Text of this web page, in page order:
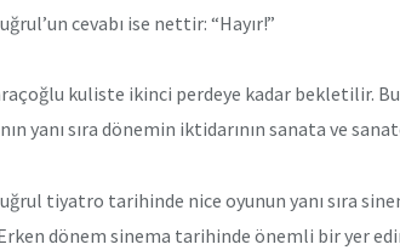
cevabı ise nettir: “Hayır!”
kuliste ikinci perdeye kadar bekletilir.
yanı sıra dönemin iktidarının sanata ve
tiyatro tarihinde nice oyunun yanı sıra
dönem sinema tarihinde önemli bir yer